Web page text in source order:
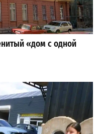
«дом с одной